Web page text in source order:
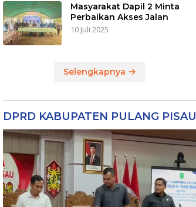
Masyarakat Dapil 2 Minta
Perbaikan Akses Jalan
10 Juli 2025
Selengkapnya
DPRD KABUPATEN PULANG PISAU